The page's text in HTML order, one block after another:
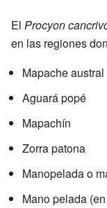
El Procyon
en las regiones
Mapache austral
Aguará popé
Mapachín
Zorra patona
Manopelada o
Mano pelada